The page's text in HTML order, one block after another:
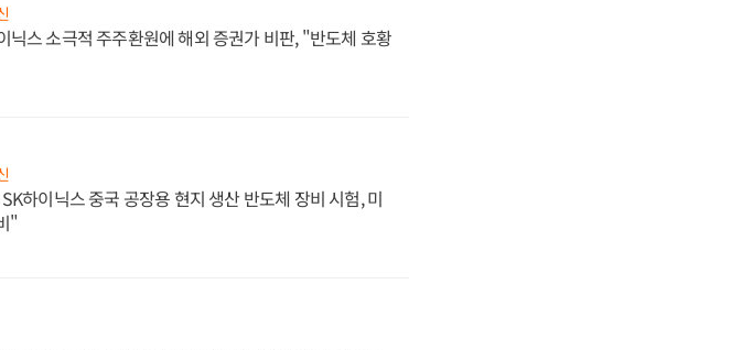
닉스 소극적 주주환원에 해외 증권가 비판, "반도체 호황
하이닉스 중국 공장용 현지 생산 반도체 장비 시험, 미
"